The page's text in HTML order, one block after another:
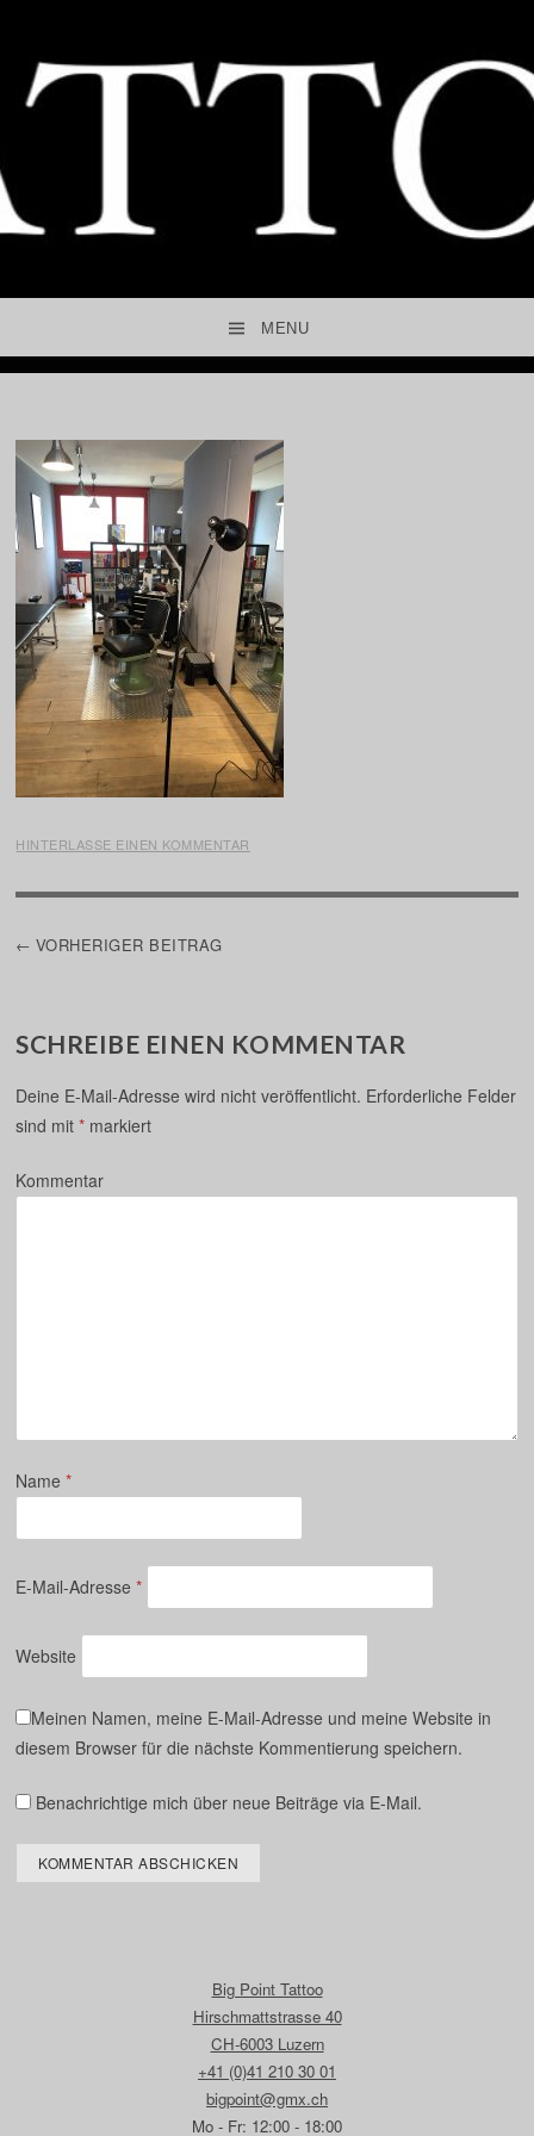
MENU
HINTERLASSE EINEN KOMMENTAR
BEITRAGSNAVIGATION
VORHERIGER BEITRAG
SCHREIBE EINEN KOMMENTAR
Deine E-Mail-Adresse wird nicht veröffentlicht. Erforderliche Felder
sind mit* markiert
Kommentar
Name*
E-Mail-Adresse*
Website
Meinen Namen, meine E-Mail-Adresse und meine Website in
diesem Browser für die nächste Kommentierung speichern.
Benachrichtige mich über neue Beiträge via E-Mail.
Big Point Tattoo
Hirschmattstrasse 40
CH-6003 Luzern
+41 (0)41 210 30 01
bigpoint@gmx.ch
Mo - Fr: 12:00 - 18:00